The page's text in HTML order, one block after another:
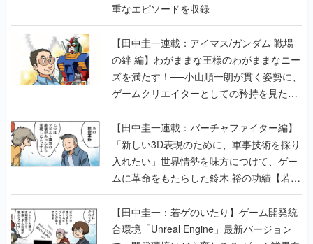
重なエピソードを収録
【田中圭一連載：アイマス/ガンダム 戦場
の絆 編】わがままな王様のわがままなニー
ズを満たす！──小山順一朗が貫く姿勢に、
ゲームクリエイターとしての矜持を見た
【若ゲのいたり最終回】
【田中圭一連載：バーチャファイター編】
「新しい3D表現のために、軍事技術を採り
入れたい」世界情勢を味方につけて、ゲー
ムに革命をもたらした鈴木 裕の功績【若ゲ
のいたり】
【田中圭一：若ゲのいたり】ゲーム開発統
合環境「Unreal Engine」最新バージョン